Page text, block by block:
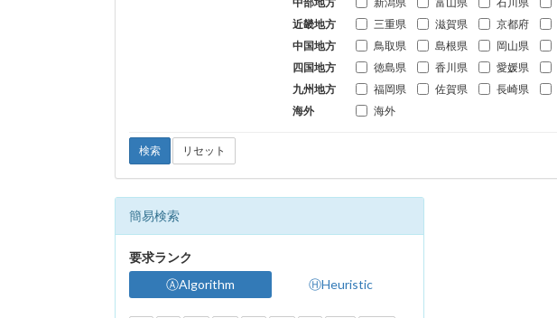
近畿地方
三重県 滋賀県 京都府
中国地方
鳥取県 島根県 岡山県
四国地方
徳島県 香川県 愛媛県
九州地方
福岡県 佐賀県 長崎県
海外
海外
検索 リセット
簡易検索
要求ランク
ⒶAlgorithm
ⒽHeuristic